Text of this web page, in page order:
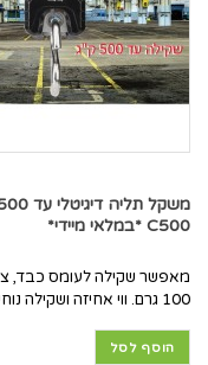
C500 *במלאי מיידי*
100 גרם. ווי אחיזה ושקילה נוחים לשימוש.
הוסף לסל